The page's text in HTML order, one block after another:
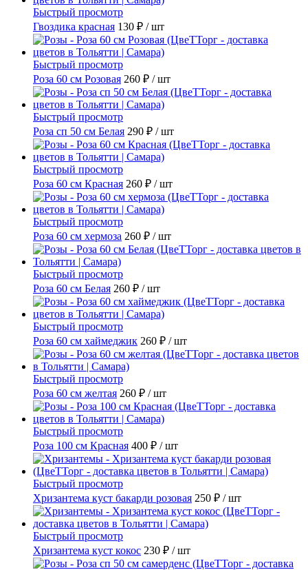
Быстрый просмотр
Гвоздика красная 130 ₽ / шт
Быстрый просмотр
Роза 60 см Розовая 260 ₽ / шт
Быстрый просмотр
Роза сп 50 см Белая 290 ₽ / шт
Быстрый просмотр
Роза 60 см Красная 260 ₽ / шт
Быстрый просмотр
Роза 60 см хермоза 260 ₽ / шт
Быстрый просмотр
Роза 60 см Белая 260 ₽ / шт
Быстрый просмотр
Роза 60 см хаймеджик 260 ₽ / шт
Быстрый просмотр
Роза 60 см желтая 260 ₽ / шт
Быстрый просмотр
Роза 100 см Красная 400 ₽ / шт
Быстрый просмотр
Хризантема куст бакарди розовая 250 ₽ / шт
Быстрый просмотр
Хризантема куст кокос 230 ₽ / шт